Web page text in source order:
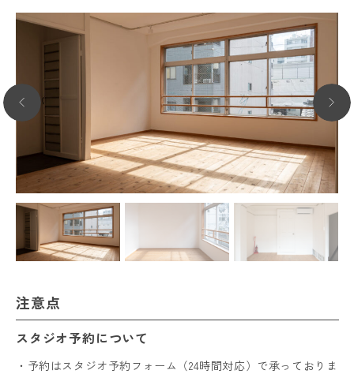
注意点
スタジオ予約について
・予約はスタジオ予約フォーム（24時間対応）で承っておりま